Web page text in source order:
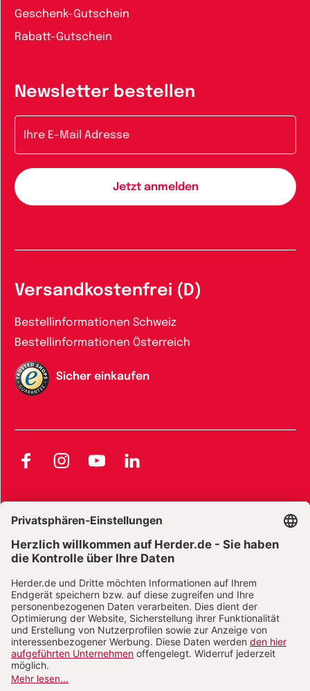
Geschenk-Gutschein
Rabatt-Gutschein
Newsletter bestellen
Versandkostenfrei (D)
Bestellinformationen Schweiz
Bestellinformationen Österreich
Sicher einkaufen
FacebookInstagramYouTubeLinkedIn
Widerrufsbelehrung E-Books
Widerrufsbelehrung Zeitschriften Datenschutz
Datenschutz Social Media Barrierefreiheit
Vertrag widerrufen